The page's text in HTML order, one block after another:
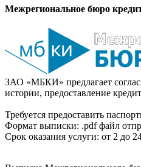
Межрегиональное бюро
ЗАО «МБКИ» предлагает
истории, предоставление
Требуется предоставить
Формат выписки: .pdf файл
Срок оказания услуги: от 2 до